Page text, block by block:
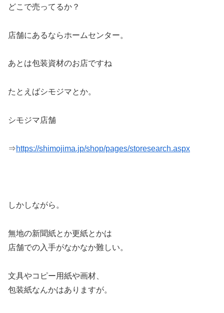
どこで売ってるか？
店舗にあるならホームセンター。
あとは包装資材のお店ですね
たとえばシモジマとか。
シモジマ店舗
⇒https://shimojima.jp/shop/pages/storesearch.aspx
しかしながら。
無地の新聞紙とか更紙とかは
店舗での入手がなかなか難しい。
文具やコピー用紙や画材、
包装紙なんかはありますが。